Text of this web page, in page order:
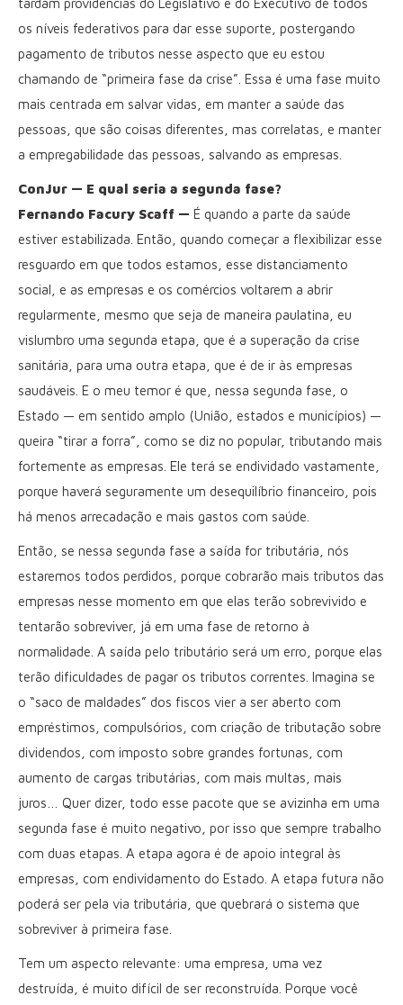
tardam providências do Legislativo e do Executivo de todos
os níveis federativos para dar esse suporte, postergando
pagamento de tributos nesse aspecto que eu estou
chamando de “primeira fase da crise”. Essa é uma fase muito
mais centrada em salvar vidas, em manter a saúde das
pessoas, que são coisas diferentes, mas correlatas, e manter
a empregabilidade das pessoas, salvando as empresas.
ConJur — E qual seria a segunda fase?
Fernando Facury Scaff — É quando a parte da saúde
estiver estabilizada. Então, quando começar a flexibilizar esse
resguardo em que todos estamos, esse distanciamento
social, e as empresas e os comércios voltarem a abrir
regularmente, mesmo que seja de maneira paulatina, eu
vislumbro uma segunda etapa, que é a superação da crise
sanitária, para uma outra etapa, que é de ir às empresas
saudáveis. E o meu temor é que, nessa segunda fase, o
Estado — em sentido amplo (União, estados e municípios) —
queira “tirar a forra”, como se diz no popular, tributando mais
fortemente as empresas. Ele terá se endividado vastamente,
porque haverá seguramente um desequilíbrio financeiro, pois
há menos arrecadação e mais gastos com saúde.
Então, se nessa segunda fase a saída for tributária, nós
estaremos todos perdidos, porque cobrarão mais tributos das
empresas nesse momento em que elas terão sobrevivido e
tentarão sobreviver, já em uma fase de retorno à
normalidade. A saída pelo tributário será um erro, porque elas
terão dificuldades de pagar os tributos correntes. Imagina se
o “saco de maldades” dos fiscos vier a ser aberto com
empréstimos, compulsórios, com criação de tributação sobre
dividendos, com imposto sobre grandes fortunas, com
aumento de cargas tributárias, com mais multas, mais
juros… Quer dizer, todo esse pacote que se avizinha em uma
segunda fase é muito negativo, por isso que sempre trabalho
com duas etapas. A etapa agora é de apoio integral às
empresas, com endividamento do Estado. A etapa futura não
poderá ser pela via tributária, que quebrará o sistema que
sobreviver à primeira fase.
Tem um aspecto relevante: uma empresa, uma vez
destruída, é muito difícil de ser reconstruída. Porque você